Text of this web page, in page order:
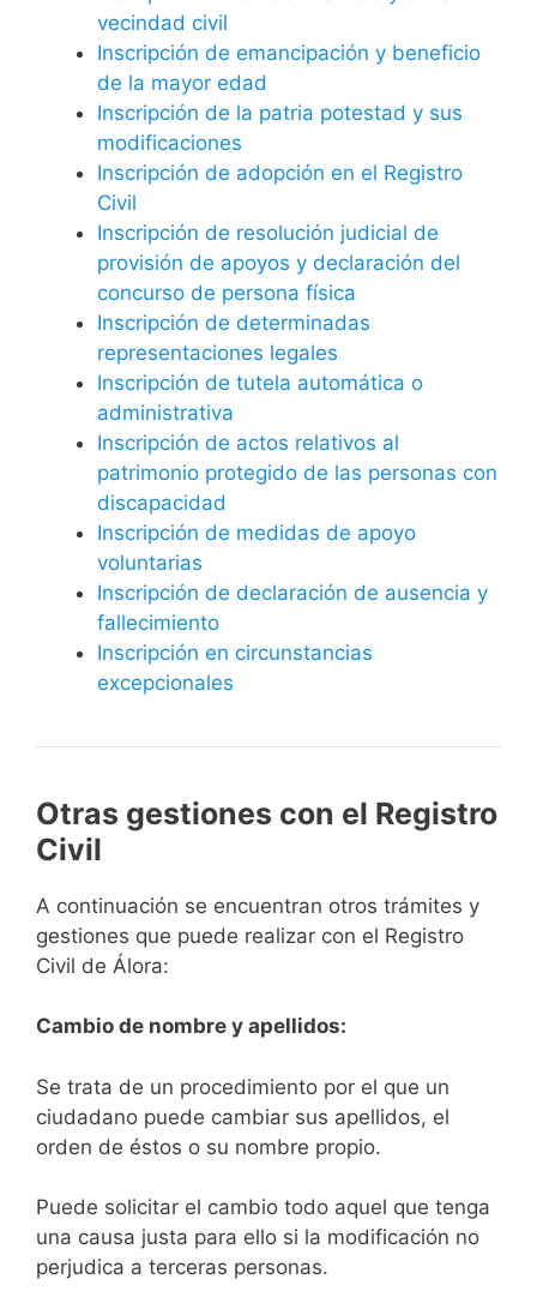
vecindad civil
Inscripción de emancipación y beneficio
de la mayor edad
Inscripción de la patria potestad y sus
modificaciones
Inscripción de adopción en el Registro
Civil
Inscripción de resolución judicial de
provisión de apoyos y declaración del
concurso de persona física
Inscripción de determinadas
representaciones legales
Inscripción de tutela automática o
administrativa
Inscripción de actos relativos al
patrimonio protegido de las personas con
discapacidad
Inscripción de medidas de apoyo
voluntarias
Inscripción de declaración de ausencia y
fallecimiento
Inscripción en circunstancias
excepcionales
Otras gestiones con el Registro
Civil
A continuación se encuentran otros trámites y
gestiones que puede realizar con el Registro
Civil de Álora:
Cambio de nombre y apellidos:
Se trata de un procedimiento por el que un
ciudadano puede cambiar sus apellidos, el
orden de éstos o su nombre propio.
Puede solicitar el cambio todo aquel que tenga
una causa justa para ello si la modificación no
perjudica a terceras personas.